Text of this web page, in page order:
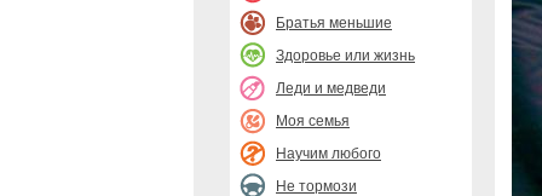
Братья меньшие
Здоровье или жизнь
Леди и медведи
Моя семья
Научим любого
Не тормози